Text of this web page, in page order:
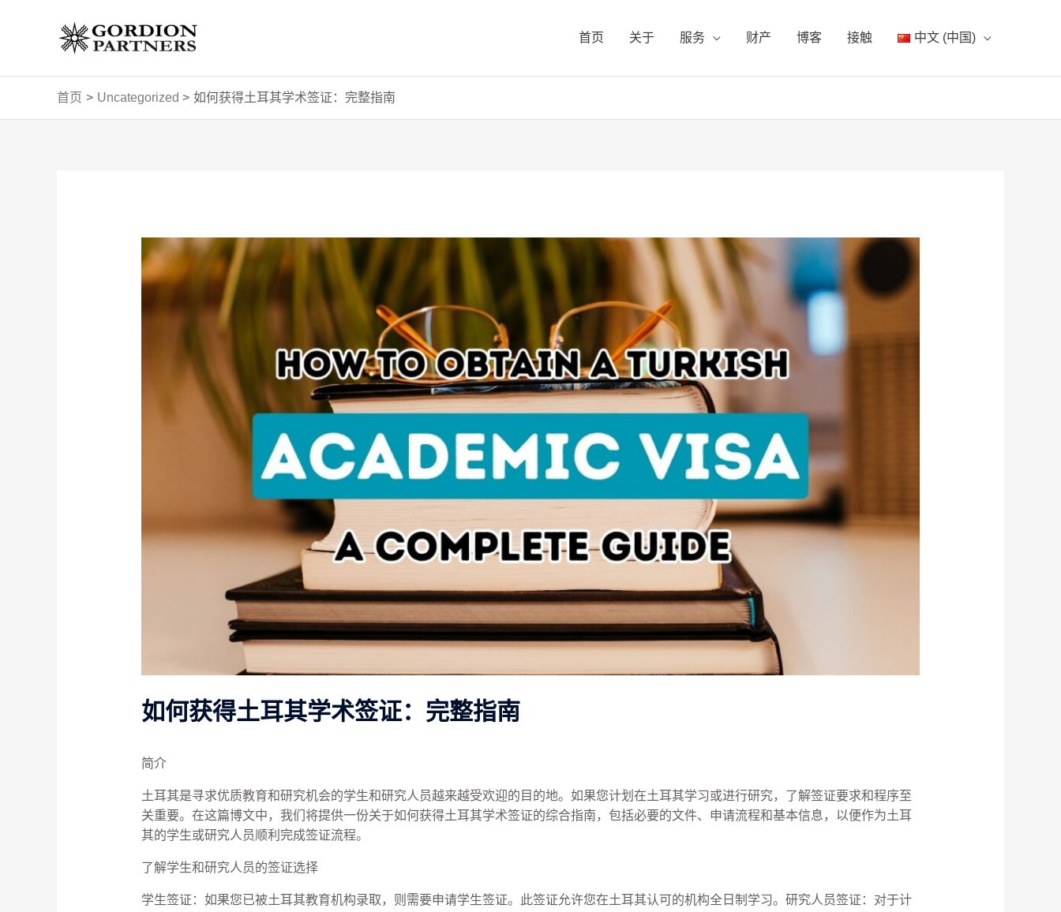
首页 关于 服务 财产 博客 接触 中文 (中国)
首页 Uncategorized 如何获得土耳其学术签证：完整指南
如何获得土耳其学术签证：完整指南
简介
土耳其是寻求优质教育和研究机会的学生和研究人员越来越受欢迎的目的地。如果您计划在土耳其学习或进行研究，了解签证要求和程序至
关重要。在这篇博文中，我们将提供一份关于如何获得土耳其学术签证的综合指南，包括必要的文件、申请流程和基本信息，以便作为土耳
其的学生或研究人员顺利完成签证流程。
了解学生和研究人员的签证选择
学生签证：如果您已被土耳其教育机构录取，则需要申请学生签证。此签证允许您在土耳其认可的机构全日制学习。研究人员签证：对于计